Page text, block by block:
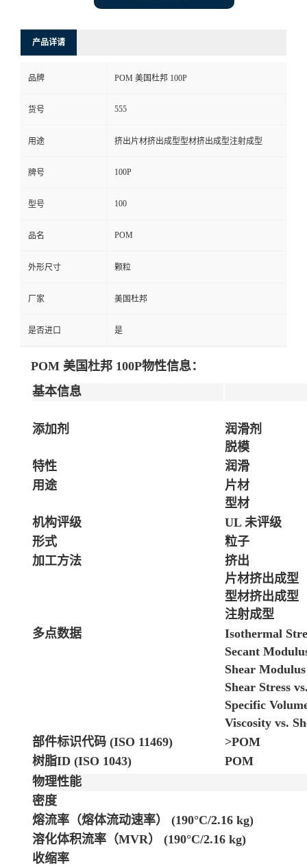
产品详请
品牌 POM 美国杜邦 100P
货号 555
用途 挤出片材挤出成型型材挤出成型注射成型
牌号 100P
型号 100
品名 POM
外形尺寸 颗粒
厂家 美国杜邦
是否进口 是
POM 美国杜邦 100P物性信息：
基本信息
添加剂
润滑剂
脱模
特性
润滑
用途
片材
型材
机构评级
UL 未评级
形式
粒子
加工方法
挤出
片材挤出成型
型材挤出成型
注射成型
多点数据
Isothermal
Secant
Shear
Shear Stress
Specific
Viscosity vs.
部件标识代码 (ISO 11469)
>POM
树脂ID (ISO 1043)
POM
物理性能
密度
熔流率（熔体流动速率） (190°C/2.16 kg)
溶化体积流率（MVR） (190°C/2.16 kg)
收缩率